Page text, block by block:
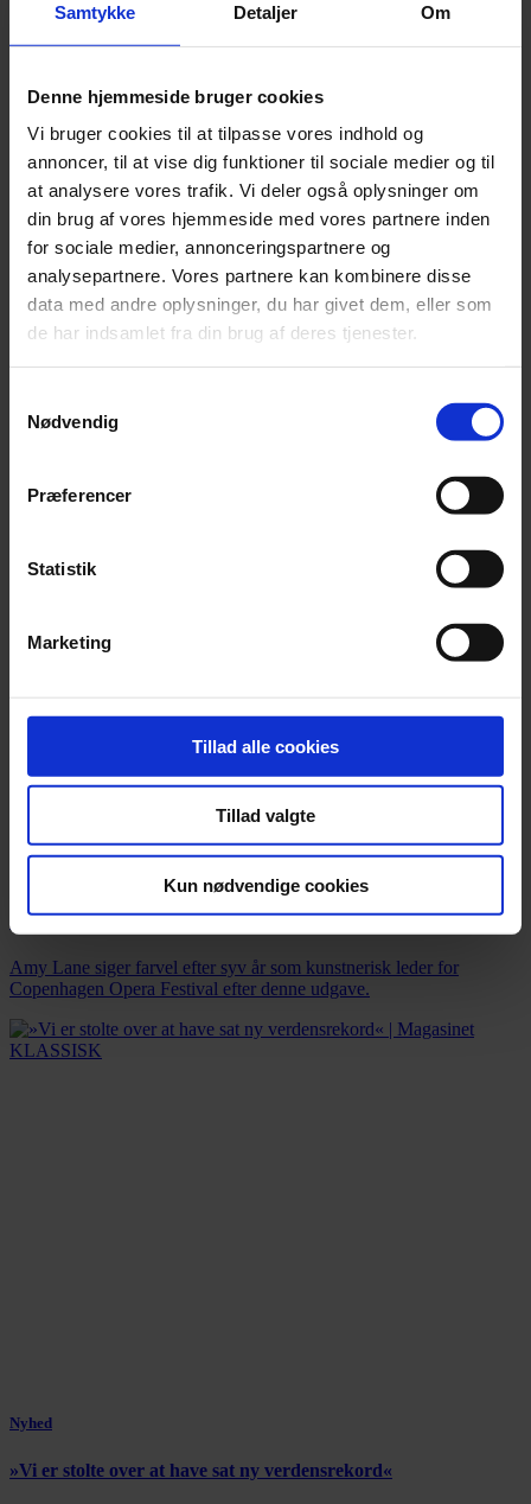
Samtykke Detaljer Om
Denne hjemmeside bruger cookies
Vi bruger cookies til at tilpasse vores indhold og
annoncer, til at vise dig funktioner til sociale medier og til
at analysere vores trafik. Vi deler også oplysninger om
din brug af vores hjemmeside med vores partnere inden
for sociale medier, annonceringspartnere og
analysepartnere. Vores partnere kan kombinere disse
data med andre oplysninger, du har givet dem, eller som
de har indsamlet fra din brug af deres tjenester.
Nødvendig
Præferencer
Statistik
Marketing
Tillad alle cookies
Tillad valgte
Kun nødvendige cookies
Nyhed
Over 2.000 nelliker er uddelt i solidaritet med chefdirigenten, men
nu slår ledelsen hårdt ned på det røde symbol.
Nyhed
Afgående kunstnerisk leder: »Copenhagen Opera Festival er et
åbent maskinrum«
Amy Lane siger farvel efter syv år som kunstnerisk leder for
Copenhagen Opera Festival efter denne udgave.
Nyhed
»Vi er stolte over at have sat ny verdensrekord«